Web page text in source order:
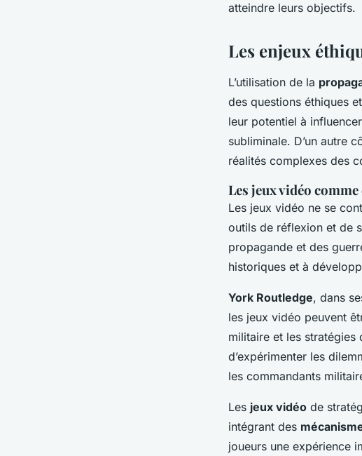
atteindre leurs objectifs.
Les enjeux
L’utilisation de la
des questions éthiques
leur potentiel à
subliminale. D’un autre
réalités complexes des
Les jeux vidéo
Les jeux vidéo ne se
outils de réflexion et de
propagande et des
historiques et à
York Routledge, dans
les jeux vidéo peuvent
militaire et les stratégies
d’expérimenter les
les commandants
Les jeux vidéo de
intégrant des
joueurs une expérience